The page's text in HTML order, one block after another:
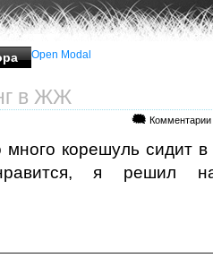
Open Modal
в ЖЖ
Комментарии
много корешуль
я решил